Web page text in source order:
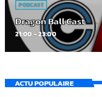
PODCAST
Dragon Ball Cast
21:00 - 23:00
ACTU POPULAIRE